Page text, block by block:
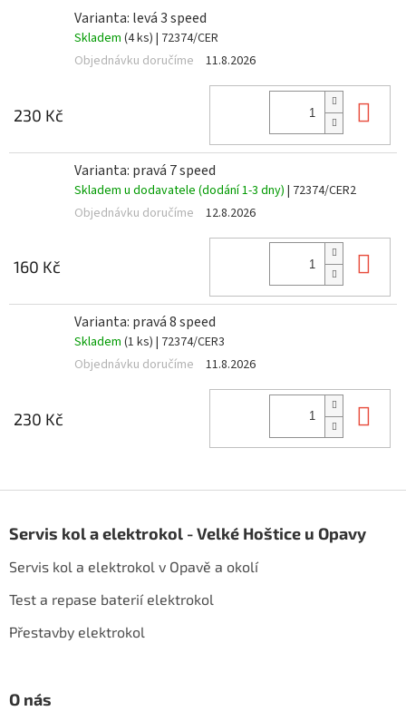
Varianta: levá 3 speed
Skladem (4 ks) | 72374/CER
Objednávku doručíme
11.8.2026
230 Kč
Varianta: pravá 7 speed
Skladem u dodavatele (dodání 1-3 dny) | 72374/CER2
Objednávku doručíme
12.8.2026
160 Kč
Varianta: pravá 8 speed
Skladem (1 ks) | 72374/CER3
Objednávku doručíme
11.8.2026
230 Kč
pServis kol a elektrokol - Velké Hoštice u Opavy
Servis kol a elektrokol v Opavě a okolí
Test a repase baterií elektrokol
Přestavby elektrokol
O nás